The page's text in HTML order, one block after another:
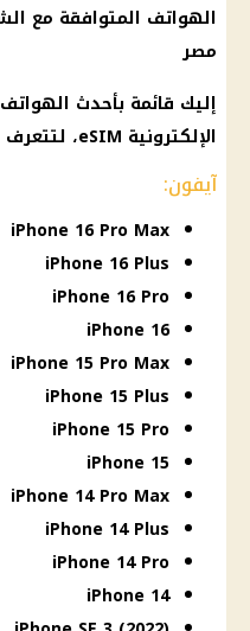
الهواتف
مصر
إليك قائمة بأحدث الهواتف
الإلكترونية eSIM، لتتعرف على الخيارات المتاحة لك:
آيفون:
iPhone 16 Pro Max
iPhone 16 Plus
iPhone 16 Pro
iPhone 16
iPhone 15 Pro Max
iPhone 15 Plus
iPhone 15 Pro
iPhone 15
iPhone 14 Pro Max
iPhone 14 Plus
iPhone 14 Pro
iPhone 14